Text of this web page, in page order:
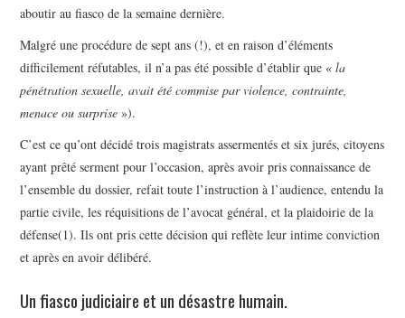
aboutir au fiasco de la semaine dernière.
Malgré une procédure de sept ans (!), et en raison d’éléments
difficilement réfutables, il n’a pas été possible d’établir que «la
pénétration sexuelle, avait été commise par violence, contrainte,
menace ou surprise»).
C’est ce qu’ont décidé trois magistrats assermentés et six jurés, citoyens
ayant prêté serment pour l’occasion, après avoir pris connaissance de
l’ensemble du dossier, refait toute l’instruction à l’audience, entendu la
partie civile, les réquisitions de l’avocat général, et la plaidoirie de la
défense(1). Ils ont pris cette décision qui reflète leur intime conviction
et après en avoir délibéré.
Un fiasco judiciaire et un désastre humain.